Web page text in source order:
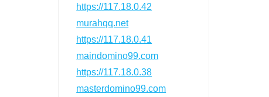
https://117.18.0.42
murahqq.net
https://117.18.0.41
maindomino99.com
https://117.18.0.38
masterdomino99.com